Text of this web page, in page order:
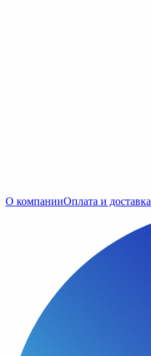
О компанииОплата и доставка